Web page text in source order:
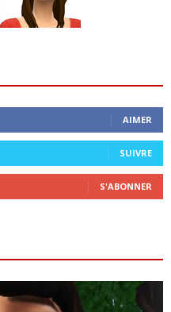
AIMER
SUIVRE
S'ABONNER